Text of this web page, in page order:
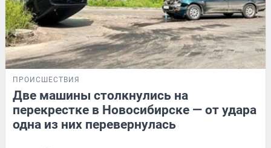
ПРОИСШЕСТВИЯ
Две машины столкнулись на
перекрестке в Новосибирске — от удара
одна из них перевернулась